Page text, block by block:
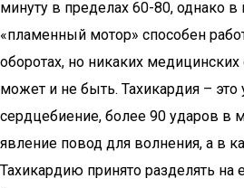
минуту в пределах 60-80, однако
«пламенный мотор» способен
оборотах, но никаких
может и не быть. Тахикардия – это
сердцебиение, более 90 ударов в
явление повод для волнения, а в
Тахикардию принято разделять на